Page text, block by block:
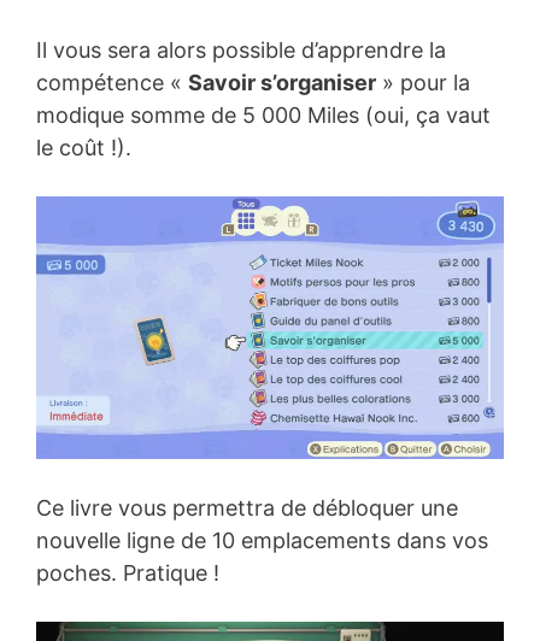
Il vous sera alors possible d’apprendre la
compétence « Savoir s’organiser » pour la
modique somme de 5 000 Miles (oui, ça vaut
le coût !).
Ce livre vous permettra de débloquer une
nouvelle ligne de 10 emplacements dans vos
poches. Pratique !